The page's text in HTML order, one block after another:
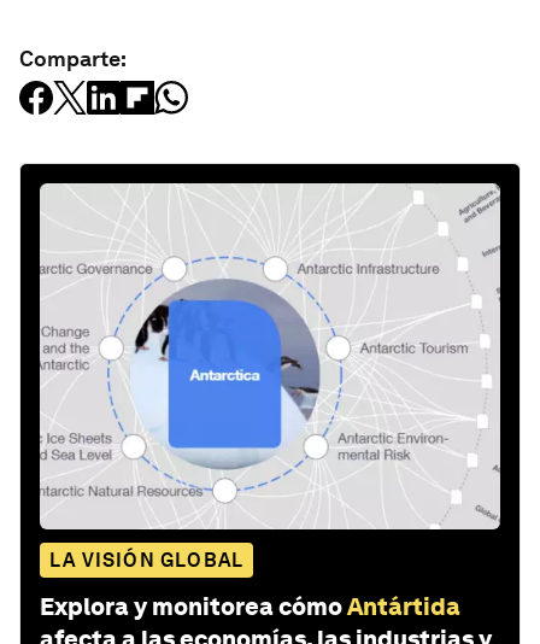
Comparte:
LA VISIÓN GLOBAL
Explora y monitorea cómoAntártida